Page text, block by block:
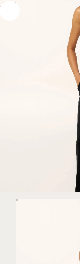
-10%